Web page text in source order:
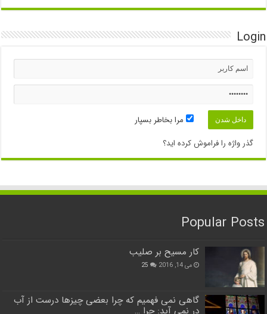
Login
مرا بخاطر بسپار
گذر واژه را فراموش کرده اید؟
Popular Posts
کار مسیح بر صلیب
می 14, 2016 25
گاهی نمی فهمیم که چرا بعضی چیزها درست از آب